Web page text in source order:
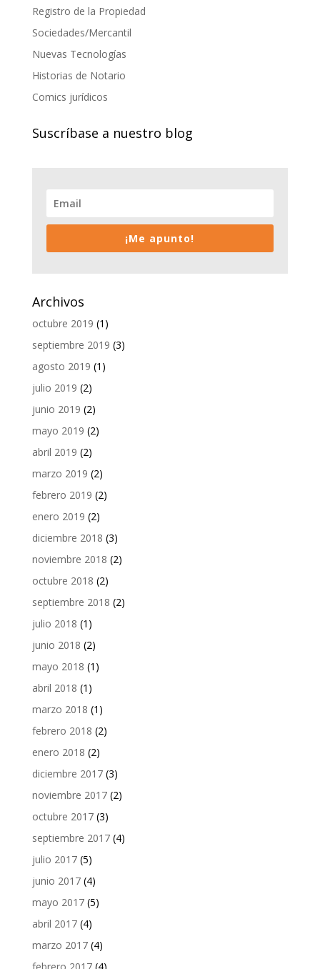
Registro de la Propiedad
Sociedades/Mercantil
Nuevas Tecnologías
Historias de Notario
Comics jurídicos
Suscríbase a nuestro blog
¡Me apunto!
Archivos
octubre 2019 (1)
septiembre 2019 (3)
agosto 2019 (1)
julio 2019 (2)
junio 2019 (2)
mayo 2019 (2)
abril 2019 (2)
marzo 2019 (2)
febrero 2019 (2)
enero 2019 (2)
diciembre 2018 (3)
noviembre 2018 (2)
octubre 2018 (2)
septiembre 2018 (2)
julio 2018 (1)
junio 2018 (2)
mayo 2018 (1)
abril 2018 (1)
marzo 2018 (1)
febrero 2018 (2)
enero 2018 (2)
diciembre 2017(3)
noviembre 2017(2)
octubre 2017(3)
septiembre 2017(4)
julio 2017(5)
junio 2017(4)
mayo 2017(5)
abril 2017(4)
marzo 2017(4)
febrero 2017(4)